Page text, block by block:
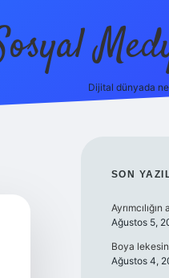
Dijital dünyada
SON
Ağustos 5,
Boya
Ağustos 4,